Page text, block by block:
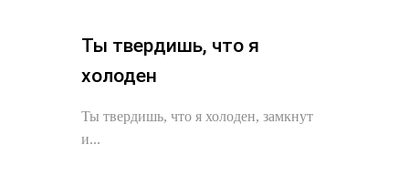
Ты твердишь, что я
холоден
Ты твердишь, что я холоден, замкнут
и...